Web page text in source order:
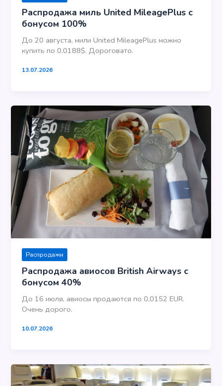
Распродажа миль United MileagePlus с
бонусом 100%
До 20 августа, мили United MileagePlus можно
купить по 0,0188$. Дороговато.
13.07.2026
Распродажи
Распродажа авиосов British Airways с
бонусом 40%
До 16 июля, авиосы продаются по 0,0152 EUR.
Очень дорого.
10.07.2026